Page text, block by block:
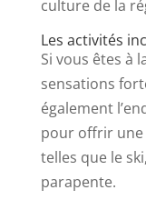
culture de la
Les activités
Si vous êtes à
sensations
également
pour offrir une
telles que le
parapente.